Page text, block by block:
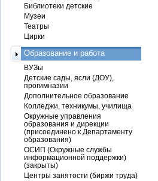
Библиотеки детские
Музеи
Театры
Цирки
Образование и работа
ВУЗы
Детские сады, ясли (ДОУ),
прогимназии
Дополнительное образование
Колледжи, техникумы, училища
Окружные управления
образования и дирекции
(присоединено к Департаменту
образования)
ОСИП (Окружные службы
информационной поддержки)
(закрыты)
Центры занятости (биржи труда)